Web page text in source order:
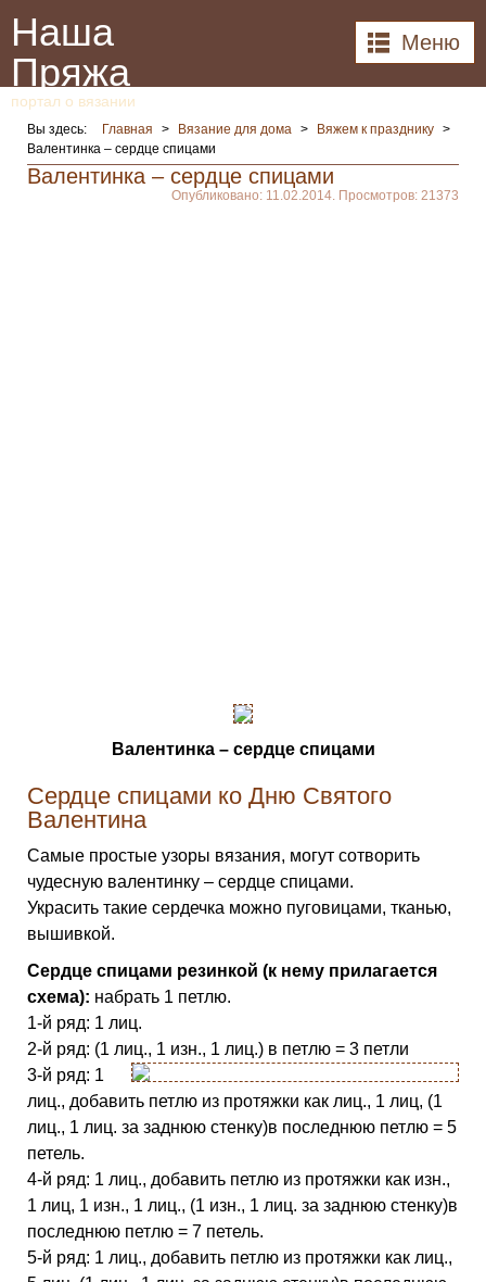
Наша
Пряжа
портал о вязании
Меню
Вы здесь: Главная > Вязание для дома > Вяжем к празднику >
Валентинка – сердце спицами
Валентинка – сердце спицами
Опубликовано: 11.02.2014. Просмотров: 21373
Валентинка – сердце спицами
Сердце спицами ко Дню Святого
Валентина
Самые простые узоры вязания, могут сотворить
чудесную валентинку – сердце спицами.
Украсить такие сердечка можно пуговицами, тканью,
вышивкой.
Сердце спицами резинкой (к нему прилагается
схема): набрать 1 петлю.
1-й ряд: 1 лиц.
2-й ряд: (1 лиц., 1 изн., 1 лиц.) в петлю = 3 петли
3-й ряд: 1
лиц., добавить петлю из протяжки как лиц., 1 лиц, (1
лиц., 1 лиц. за заднюю стенку)в последнюю петлю = 5
петель.
4-й ряд: 1 лиц., добавить петлю из протяжки как изн.,
1 лиц, 1 изн., 1 лиц., (1 изн., 1 лиц. за заднюю стенку)в
последнюю петлю = 7 петель.
5-й ряд: 1 лиц., добавить петлю из протяжки как лиц.,